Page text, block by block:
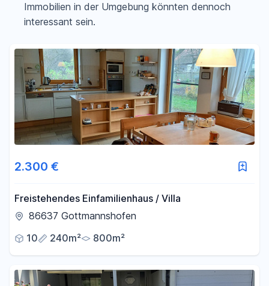
Fläche
- m²
Filter für Fläche zurücksetzen
Immobilien in der Umgebung könnten dennoch
interessant sein.
2.300 €
Freistehendes Einfamilienhaus / Villa
86637 Gottmannshofen
10
240m² 800m²